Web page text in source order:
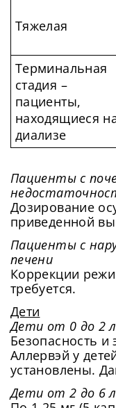
Тяжелая
Терминальная
стадия –
пациенты,
находящиеся
диализе
Пациенты с
Дозирование
приведенной
Пациенты с
печени
Коррекции
требуется.
Дети
Дети от 0 до 2
Безопасность и
Аллервэй у
установлены.
Дети от 2 до 6